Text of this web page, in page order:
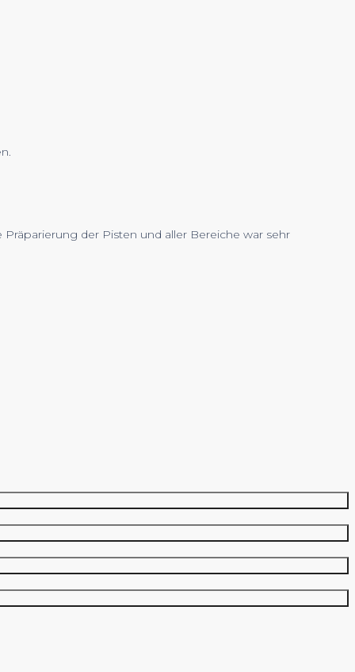
der Pisten und aller Bereiche war sehr